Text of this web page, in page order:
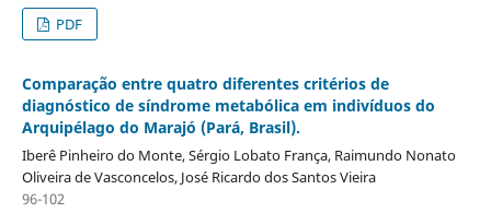
PDF
Comparação entre quatro diferentes critérios de
diagnóstico de síndrome metabólica em indivíduos do
Arquipélago do Marajó (Pará, Brasil).
Iberê Pinheiro do Monte, Sérgio Lobato França, Raimundo Nonato
Oliveira de Vasconcelos, José Ricardo dos Santos Vieira
96-102